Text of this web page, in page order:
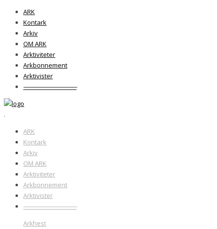
ARK
Kontark
Arkiv
OM ARK
Arktiviteter
Arkbonnement
Arktivister
——————————
.
ARK
Kontark
Arkiv
OM ARK
Arktiviteter
Arkbonnement
Arktivister
——————————
Arkhest